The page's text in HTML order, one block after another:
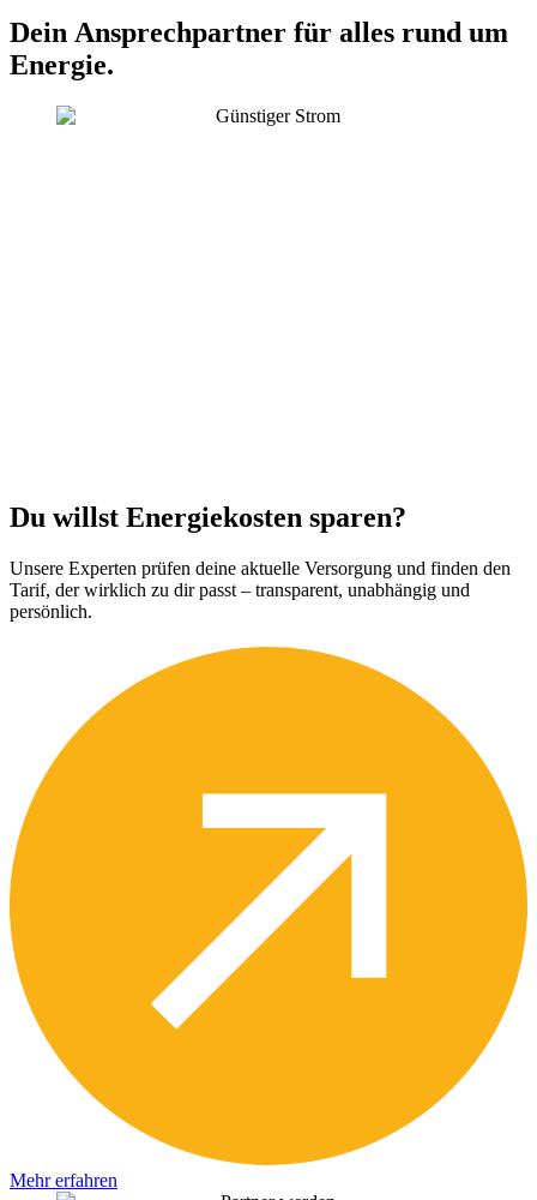
Dein Ansprechpartner für alles rund um
Energie.
Du willst Energiekosten sparen?
Unsere Experten prüfen deine aktuelle Versorgung und finden den
Tarif, der wirklich zu dir passt – transparent, unabhängig und
persönlich.
Mehr erfahren